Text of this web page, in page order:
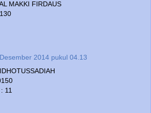
MAKKI FIRDAUS
2014 pukul 04.13
11